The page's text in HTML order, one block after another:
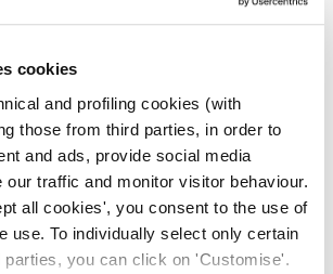
cookies
and profiling cookies (with
those from third parties, in order to
and ads, provide social media
our traffic and monitor visitor behaviour.
all cookies', you consent to the use of
use. To individually select only certain
parties, you can click on 'Customise'.